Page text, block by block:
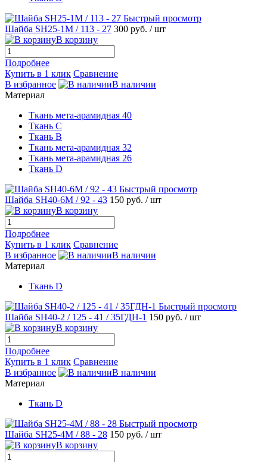
Быстрый просмотр
Шайба SH25-1M / 113 - 27 300 руб. / шт
В корзину
Подробнее
Купить в 1 клик Сравнение
В избранное
В наличии
Материал
Ткань мета-арамидная 40
Ткань С
Ткань B
Ткань мета-арамидная 32
Ткань мета-арамидная 26
Ткань D
Быстрый просмотр
Шайба SH40-6M / 92 - 43 150 руб. / шт
В корзину
Подробнее
Купить в 1 клик Сравнение
В избранное
В наличии
Материал
Ткань D
Быстрый просмотр
Шайба SH40-2 / 125 - 41 / 35ГДН-1 150 руб. / шт
В корзину
Подробнее
Купить в 1 клик Сравнение
В избранное
В наличии
Материал
Ткань D
Быстрый просмотр
Шайба SH25-4M / 88 - 28 150 руб. / шт
В корзину